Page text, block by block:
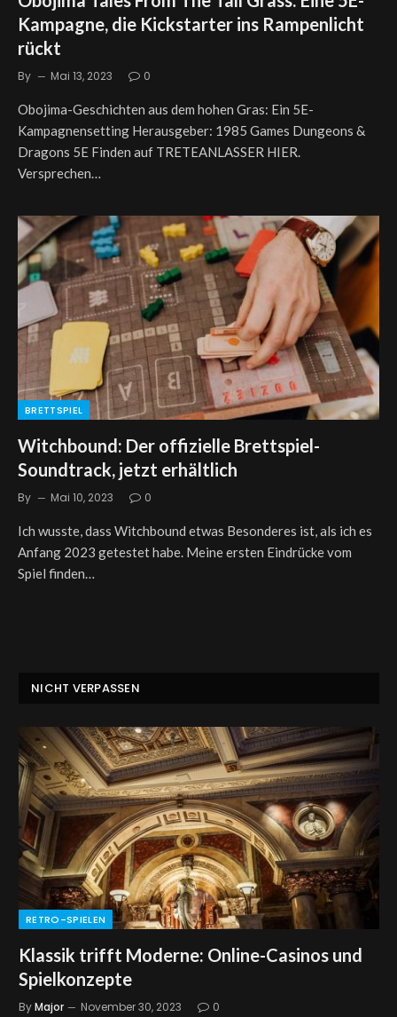
Kampagne, die Kickstarter ins Rampenlicht
rückt
By Mai 13, 2023 0
Obojima-Geschichten aus dem hohen Gras: Ein 5E-
Kampagnensetting Herausgeber: 1985 Games Dungeons &
Dragons 5E Finden auf TRETEANLASSER HIER.
Versprechen…
BRETTSPIEL
Witchbound: Der offizielle Brettspiel-
Soundtrack, jetzt erhältlich
By Mai 10, 2023 0
Ich wusste, dass Witchbound etwas Besonderes ist, als ich es
Anfang 2023 getestet habe. Meine ersten Eindrücke vom
Spiel finden…
NICHT VERPASSEN
RETRO-SPIELEN
Klassik trifft Moderne: Online-Casinos und
Spielkonzepte
ByMajor November 30, 2023 0